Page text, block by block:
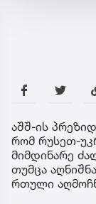
აშშ-ის
რომ რუსეთ-
მიმდინარე
თუმცა
რთული